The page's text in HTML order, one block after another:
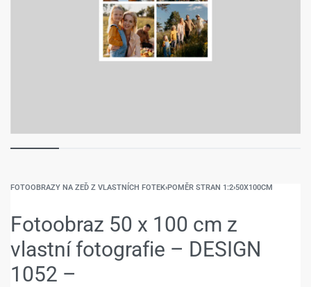
FOTOOBRAZY NA ZEĎ Z VLASTNÍCH FOTEK›POMĚR STRAN 1:2›50X100CM
Fotoobraz 50 x 100 cm z
vlastní fotografie – DESIGN
1052 –